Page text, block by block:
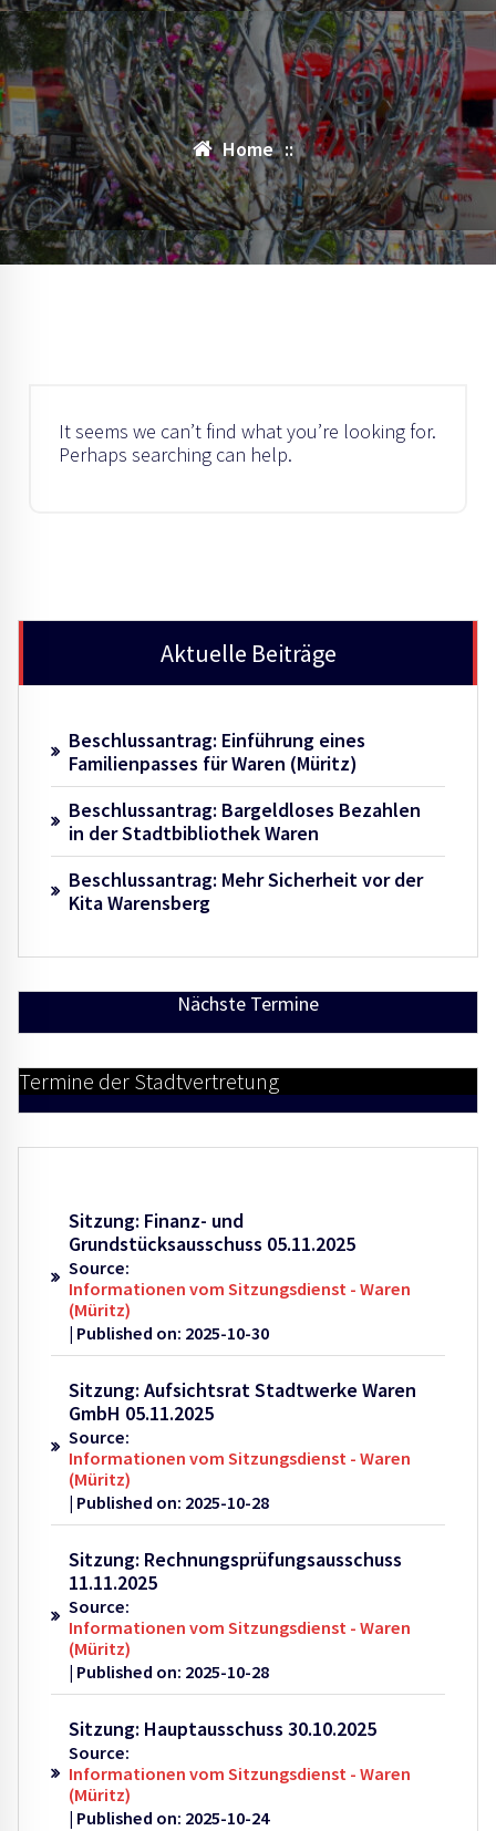
Home ::
It seems we can’t find what you’re looking for.
Perhaps searching can help.
Aktuelle Beiträge
Beschlussantrag: Einführung eines
Familienpasses für Waren (Müritz)
Beschlussantrag: Bargeldloses Bezahlen
in der Stadtbibliothek Waren
Beschlussantrag: Mehr Sicherheit vor der
Kita Warensberg
Nächste Termine
Termine der Stadtvertretung
Sitzung: Finanz- und
Grundstücksausschuss 05.11.2025
Source:
Informationen vom Sitzungsdienst - Waren
(Müritz)
Published on: 2025-10-30
Sitzung: Aufsichtsrat Stadtwerke Waren
GmbH 05.11.2025
Source:
Informationen vom Sitzungsdienst - Waren
(Müritz)
Published on: 2025-10-28
Sitzung: Rechnungsprüfungsausschuss
11.11.2025
Source:
Informationen vom Sitzungsdienst - Waren
(Müritz)
Published on: 2025-10-28
Sitzung: Hauptausschuss 30.10.2025
Source:
Informationen vom Sitzungsdienst - Waren
(Müritz)
Published on: 2025-10-24